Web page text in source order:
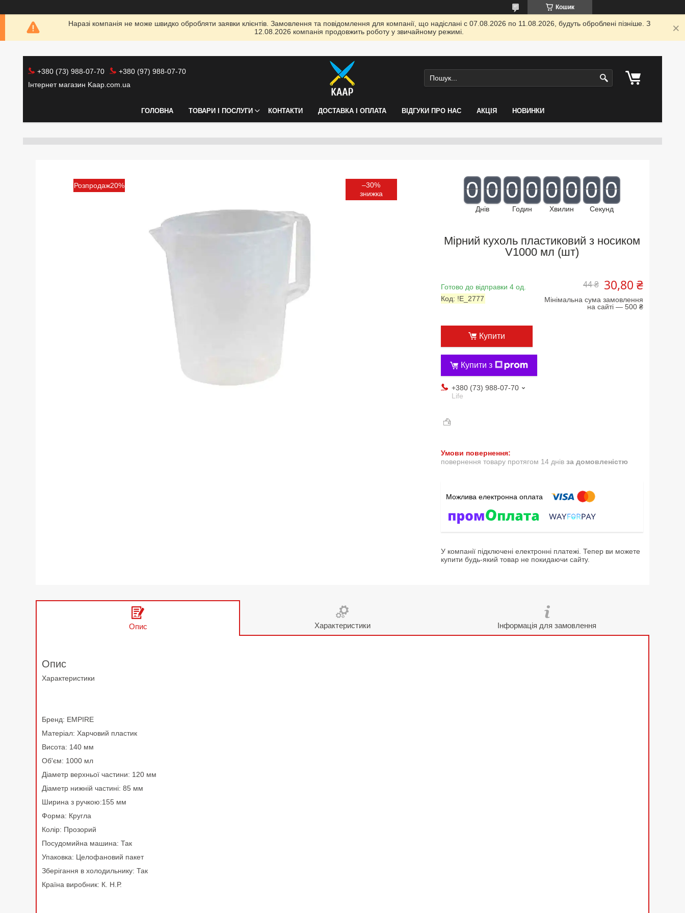
Кошик
Наразі компанія не може швидко обробляти заявки клієнтів. Замовлення та повідомлення для компанії, що надіслані с 07.08.2026 по 11.08.2026, будуть оброблені пізніше. З
12.08.2026 компанія продовжить роботу у звичайному режимі.
+380 (73) 988-07-70
+380 (97) 988-07-70
Інтернет магазин Kaap.com.ua
ГОЛОВНА ТОВАРИ І ПОСЛУГИ КОНТАКТИ ДОСТАВКА І ОПЛАТА ВІДГУКИ ПРО НАС АКЦІЯ НОВИНКИ
Розпродаж20% –30% 0 0
Днів
0 0
Годин
0 0
Хвилин
0 0
Секунд
Мірний кухоль пластиковий з носиком
V1000 мл (шт)
Готово до відправки 4 од.
Код: !Е_2777
44 ₴ 30,80 ₴
Мінімальна сума замовлення
на сайті — 500 ₴
Купити
Купити з
+380 (73) 988-07-70
Life
повернення товару протягом 14 днів за домовленістю
У компанії підключені електронні платежі. Тепер ви можете
купити будь-який товар не покидаючи сайту.
Опис Характеристики Інформація для замовлення
Опис
Характеристики
Бренд: EMPIRE
Матеріал: Харчовий пластик
Висота: 140 мм
Об'єм: 1000 мл
Діаметр верхньої частини: 120 мм
Діаметр нижній частині: 85 мм
Ширина з ручкою:155 мм
Форма: Кругла
Колір: Прозорий
Посудомийна машина: Так
Упаковка: Целофановий пакет
Зберігання в холодильнику: Так
Країна виробник: К. Н.Р.